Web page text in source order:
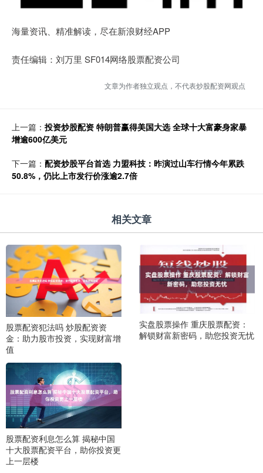
海量资讯、精准解读，尽在新浪财经APP
责任编辑：刘万里 SF014网络股票配资公司
文章为作者独立观点，不代表炒股配资网观点
上一篇： 投资炒股配资 特朗普赢得美国大选 全球十大富豪身家暴
增逾600亿美元
下一篇： 配资炒股平台首选 力盟科技：昨演过山车行情今年累跌
50.8%，仍比上市发行价涨逾2.7倍
相关文章
股票配资犯法吗 炒股配资资
金：助力股市投资，实现财富增
值
实盘股票操作 重庆股票配资：
解锁财富新密码，助您投资无忧
股票配资利息怎么算 揭秘中国
十大股票配资平台，助你投资更
上一层楼